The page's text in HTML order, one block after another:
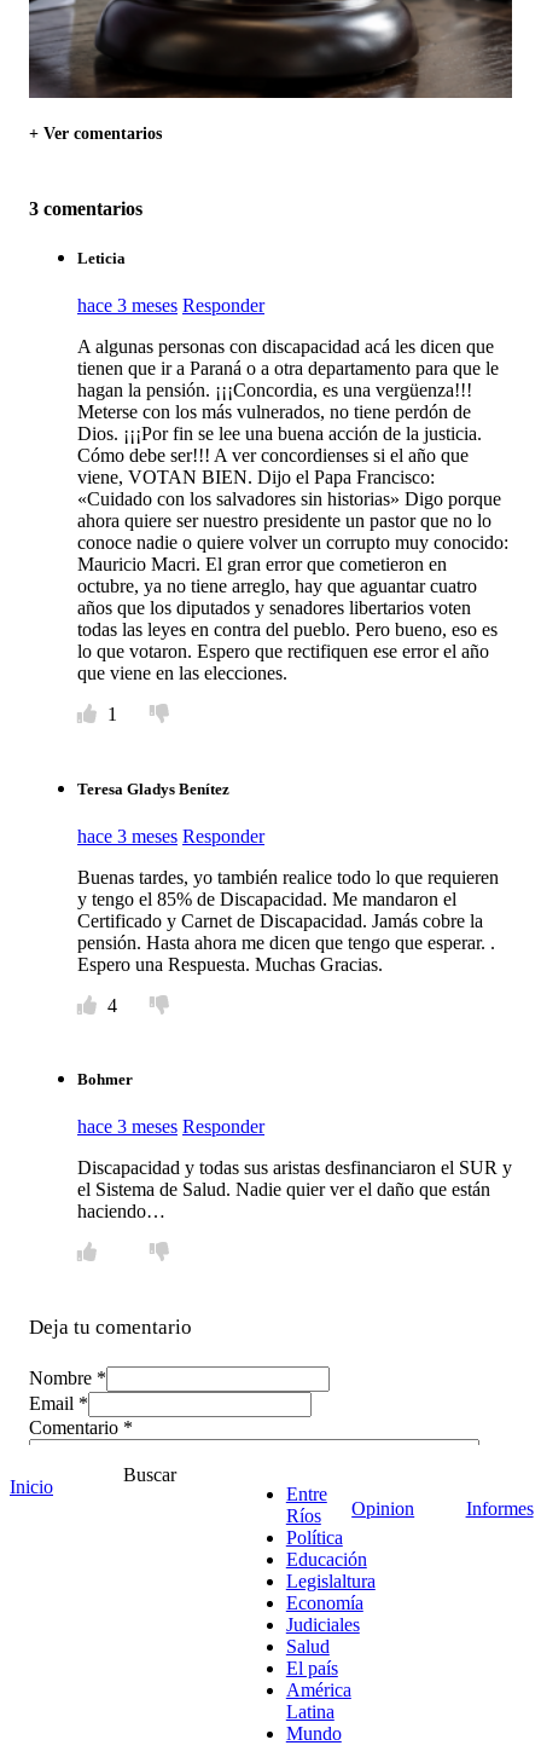
+ Ver comentarios
3 comentarios
Leticia
hace 3 meses Responder
A algunas personas con discapacidad acá les dicen que
tienen que ir a Paraná o a otra departamento para que le
hagan la pensión. ¡¡¡Concordia, es una vergüenza!!!
Meterse con los más vulnerados, no tiene perdón de
Dios. ¡¡¡Por fin se lee una buena acción de la justicia.
Cómo debe ser!!! A ver concordienses si el año que
viene, VOTAN BIEN. Dijo el Papa Francisco:
«Cuidado con los salvadores sin historias» Digo porque
ahora quiere ser nuestro presidente un pastor que no lo
conoce nadie o quiere volver un corrupto muy conocido:
Mauricio Macri. El gran error que cometieron en
octubre, ya no tiene arreglo, hay que aguantar cuatro
años que los diputados y senadores libertarios voten
todas las leyes en contra del pueblo. Pero bueno, eso es
lo que votaron. Espero que rectifiquen ese error el año
que viene en las elecciones.
1
Teresa Gladys Benítez
hace 3 meses Responder
Buenas tardes, yo también realice todo lo que requieren
y tengo el 85% de Discapacidad. Me mandaron el
Certificado y Carnet de Discapacidad. Jamás cobre la
pensión. Hasta ahora me dicen que tengo que esperar. .
Espero una Respuesta. Muchas Gracias.
4
Bohmer
hace 3 meses Responder
Discapacidad y todas sus aristas desfinanciaron el SUR y
el Sistema de Salud. Nadie quier ver el daño que están
haciendo…
Deja tu comentario
Nombre *
Email *
Comentario *
Inicio
Buscar
Entre
Ríos
Política
Educación
Legislaltura
Economía
Judiciales
Salud
El país
América
Latina
Mundo
Opinion Informes